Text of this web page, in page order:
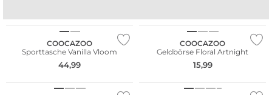
COOCAZOO
Sporttasche Vanilla Vloom
44,99
COOCAZOO
Geldbörse Floral Artnight
15,99